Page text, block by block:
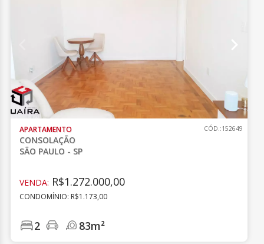
APARTAMENTO
CONSOLAÇÃO
SÃO PAULO - SP
CÓD.:152649
VENDA: R$1.272.000,00
CONDOMÍNIO: R$1.173,00
2 83m²